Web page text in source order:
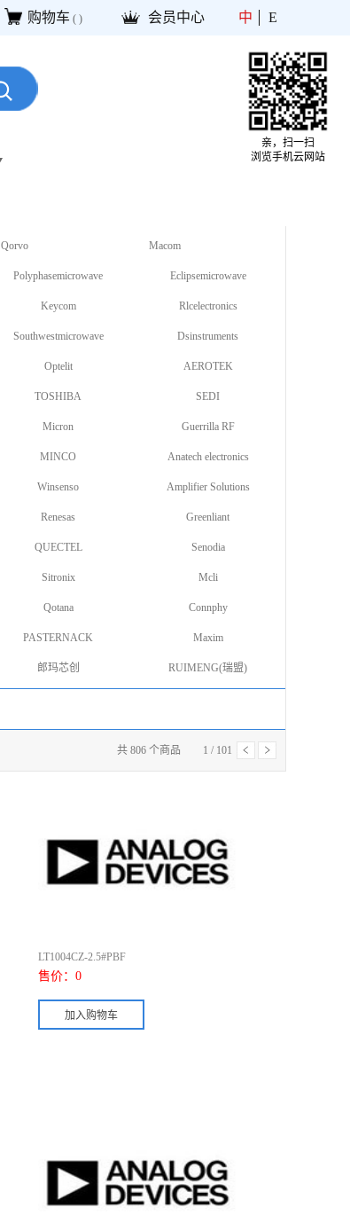
购物车 ( ) 会员中心 中 E
Qorvo Macom
Polyphasemicrowave Eclipsemicrowave
Keycom Rlcelectronics
Southwestmicrowave Dsinstruments
Optelit AEROTEK
TOSHIBA SEDI
Micron Guerrilla RF
MINCO Anatech electronics
Winsenso Amplifier Solutions
Renesas Greenliant
QUECTEL Senodia
Sitronix Mcli
Qotana Connphy
PASTERNACK Maxim
郎玛芯创 RUIMENG(瑞盟)
共 806 个商品 1 / 101
LT1004CZ-2.5#PBF
售价： 0
亲，扫一扫
浏览手机云网站